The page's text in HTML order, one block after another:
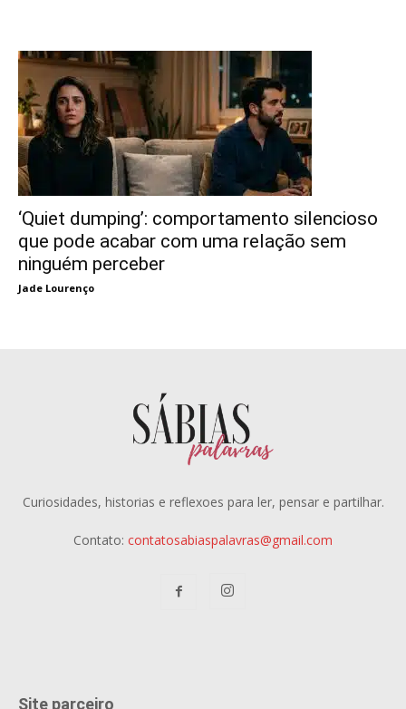
‘Quiet dumping’: comportamento silencioso
que pode acabar com uma relação sem
ninguém perceber
Jade Lourenço
Curiosidades, historias e reflexoes para ler, pensar e partilhar.
Contato: contatosabiaspalavras@gmail.com
Site parceiro